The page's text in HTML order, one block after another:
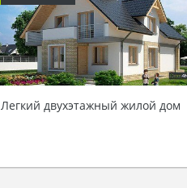
Легкий двухэтажный жилой дом